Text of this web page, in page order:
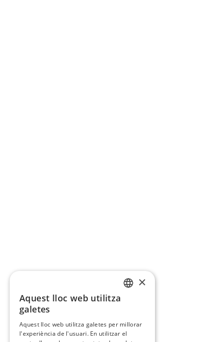
×
Aquest lloc web utilitza
galetes
Aquest lloc web utilitza galetes per millorar
l'experiència de l'usuari. En utilitzar el